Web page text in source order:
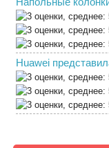
Huawei